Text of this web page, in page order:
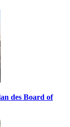
des Board of